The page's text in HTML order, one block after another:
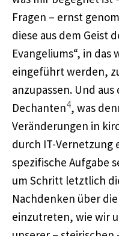
Fragen – ernst
diese aus dem Geist
Evangeliums“, in das
eingeführt werden,
anzupassen. Und
Dechanten4, was
Veränderungen in
durch IT-Vernetzung
spezifische Aufgabe
um Schritt letztlich
Nachdenken über
einzutreten, wie wir